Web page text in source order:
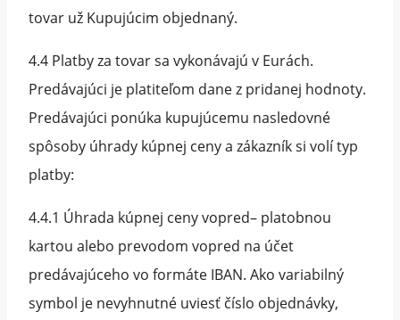
tovar už Kupujúcim objednaný.
4.4 Platby za tovar sa vykonávajú v Eurách.
Predávajúci je platiteľom dane z pridanej hodnoty.
Predávajúci ponúka kupujúcemu nasledovné
spôsoby úhrady kúpnej ceny a zákazník si volí typ
platby:
4.4.1 Úhrada kúpnej ceny vopred– platobnou
kartou alebo prevodom vopred na účet
predávajúceho vo formáte IBAN. Ako variabilný
symbol je nevyhnutné uviesť číslo objednávky,